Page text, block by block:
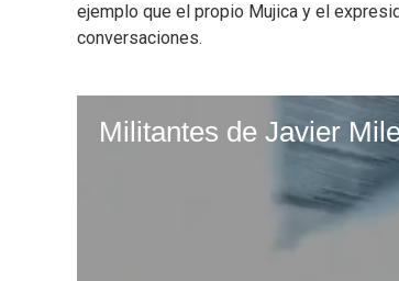
ejemplo que el propio Mujica y el
conversaciones.